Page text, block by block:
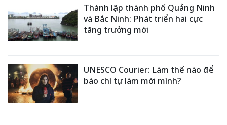
Thành lập thành phố Quảng Ninh
và Bắc Ninh: Phát triển hai cực
tăng trưởng mới
UNESCO Courier: Làm thế nào để
báo chí tự làm mới mình?